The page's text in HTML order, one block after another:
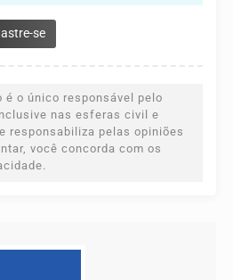
se
é o único responsável pelo
nas esferas civil e
responsabiliza pelas opiniões
você concorda com os